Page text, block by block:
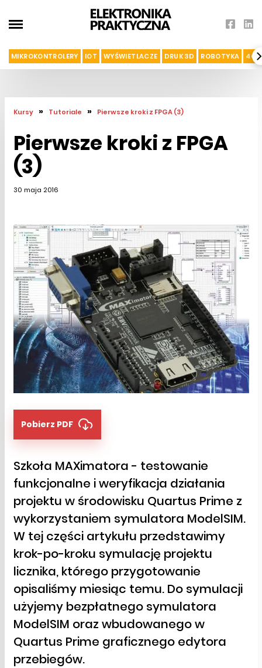
MIKROKONTROLERY IOT WYŚWIETLACZE DRUK 3D ROBOTYKA 4G I
Kursy » Tutoriale » Pierwsze kroki z FPGA (3)
Pierwsze kroki z FPGA
(3)
30 maja 2016
Pobierz PDF
Szkoła MAXimatora - testowanie
funkcjonalne i weryfikacja działania
projektu w środowisku Quartus Prime z
wykorzystaniem symulatora ModelSIM.
W tej części artykułu przedstawimy
krok-po-kroku symulację projektu
licznika, którego przygotowanie
opisaliśmy miesiąc temu. Do symulacji
użyjemy bezpłatnego symulatora
ModelSIM oraz wbudowanego w
Quartus Prime graficznego edytora
przebiegów.